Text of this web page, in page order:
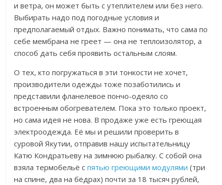
и ветра, он может быть с утеплителем или без него.
Выбирать надо под погодные условия и
предполагаемый отдых. Важно понимать, что сама по
себе мембрана не греет — она не теплоизолятор, а
способ дать себя проявить остальным слоям.
О тех, кто погружаться в эти тонкости не хочет,
производители одежды тоже позаботились и
представили фланелевое пончо-одеяло со
встроенным обогревателем. Пока это только проект,
но сама идея не нова. В продаже уже есть греющая
электроодежда. Её мы и решили проверить в
суровой Якутии, отправив нашу испытательницу
Катю Кондратьеву на зимнюю рыбалку. С собой она
взяла термобельё спятью греющими модулями (три
на спине, два на бёдрах) почти за 18 тысяч рублей,